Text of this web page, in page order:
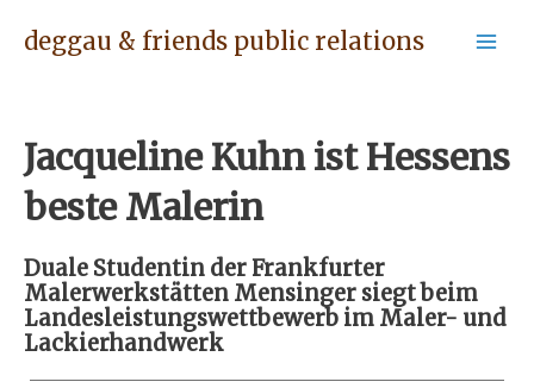
deggau & friends public relations
Jacqueline Kuhn ist Hessens
beste Malerin
Duale Studentin der Frankfurter
Malerwerkstätten Mensinger siegt beim
Landesleistungswettbewerb im Maler- und
Lackierhandwerk
navigation